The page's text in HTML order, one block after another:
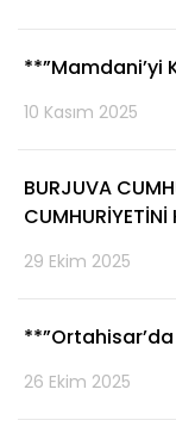
**”Mamdani’yi
10 Kasım 2025
BURJUVA
29 Ekim 2025
26 Ekim 2025